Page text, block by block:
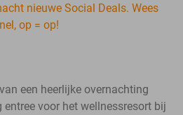
nieuwe Social Deals. Wees
op = op!
een heerlijke overnachting
voor het wellnessresort bij